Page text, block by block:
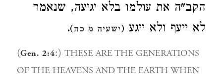
הקב"ה את עולמו בלא יגיעה, שנאמר
לא ייעף ולא ייגע (ישעיה מ כח)
.
(Gen. 2:4:) THESE ARE THE GENERATIONS
OF THE HEAVENS AND THE EARTH WHEN